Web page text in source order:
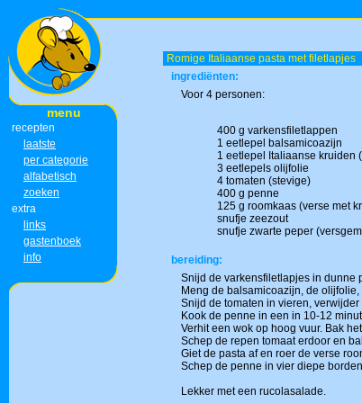
menu
recepten
laatste
per categorie
alfabetisch
zoeken
extra
links
gastenboek
info
Romige Italiaanse pasta met filetlapjes
ingrediënten:
Voor 4 personen:
400 g varkensfiletlappen
1 eetlepel balsamicoazijn
1 eetlepel Italiaanse kruiden
3 eetlepels olijfolie
4 tomaten (stevige)
400 g penne
125 g roomkaas (verse met
snufje zeezout
snufje zwarte peper
bereiding:
Snijd de varkensfiletlapjes in dunne
Meng de balsamicoazijn, de
Snijd de tomaten in vieren,
Kook de penne in een in 10-12
Verhit een wok op hoog vuur. Bak
Schep de repen tomaat erdoor en
Giet de pasta af en roer de verse
Schep de penne in vier diepe
Lekker met een rucolasalade.